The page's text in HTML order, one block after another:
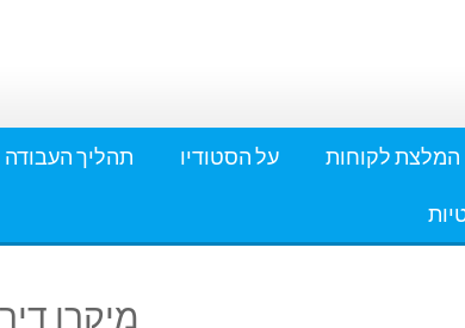
המלצת לקוחות על הסטודיו תהליך העבודה
מיקרו דירה 4 – ממבט מהכניסה | צילום: